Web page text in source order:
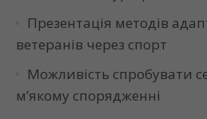
Презентація методів
ветеранів через спорт
Можливість спробувати
м’якому спорядженні